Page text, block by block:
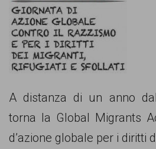
approfondimento
comunicazione
specificamente
dedicato
al
fenomeno
A distanza di un anno
torna la Global Migrants
d’azione globale per i diritti